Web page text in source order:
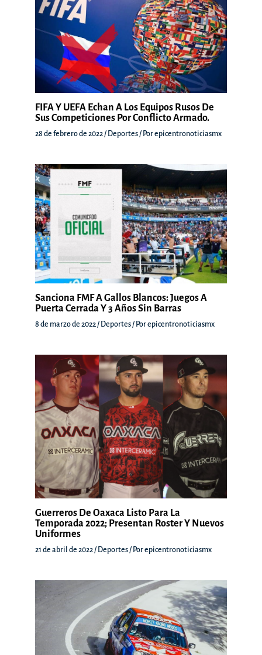
FIFA Y UEFA Echan A Los Equipos Rusos De
Sus Competiciones Por Conflicto Armado.
28 de febrero de 2022/ Deportes/ Porepicentronoticiasmx
Sanciona FMF A Gallos Blancos: Juegos A
Puerta Cerrada Y 3 Años Sin Barras
8 de marzo de 2022/ Deportes/ Porepicentronoticiasmx
Guerreros De Oaxaca Listo Para La
Temporada 2022; Presentan Roster Y Nuevos
Uniformes
21 de abril de 2022/ Deportes/ Porepicentronoticiasmx